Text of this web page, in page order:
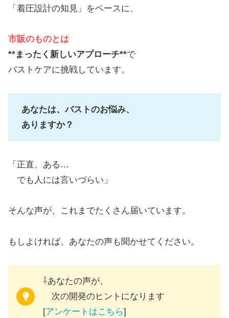
「着圧設計の知見」をベースに、
市販のものとは
**まったく新しいアプローチ**で
バストケアに挑戦しています。
あなたは、バストのお悩み、
ありますか？
「正直、ある…
でも人には言いづらい」
そんな声が、これまでたくさん届いています。
もしよければ、あなたの声も聞かせてください。
⇩あなたの声が、
次の開発のヒントになります
[アンケートはこちら]